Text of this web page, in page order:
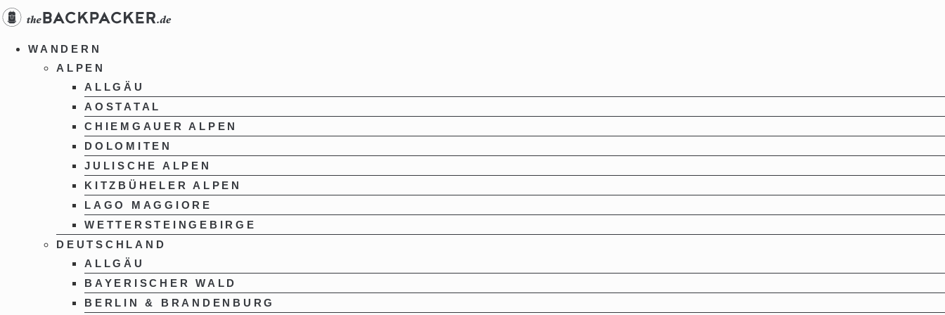
Zum
Inhalt
springenWANDERN
ALPEN
ALLGÄU
AOSTATAL
CHIEMGAUER ALPEN
DOLOMITEN
JULISCHE ALPEN
KITZBÜHELER ALPEN
LAGO MAGGIORE
WETTERSTEINGEBIRGE
DEUTSCHLAND
ALLGÄU
BAYERISCHER WALD
BERLIN & BRANDENBURG